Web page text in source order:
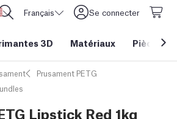
Etats-Unis d'Amérique
Français Se connecter
3D Matériaux Pièces&
Prusament PETG
Lipstick Red 1kg